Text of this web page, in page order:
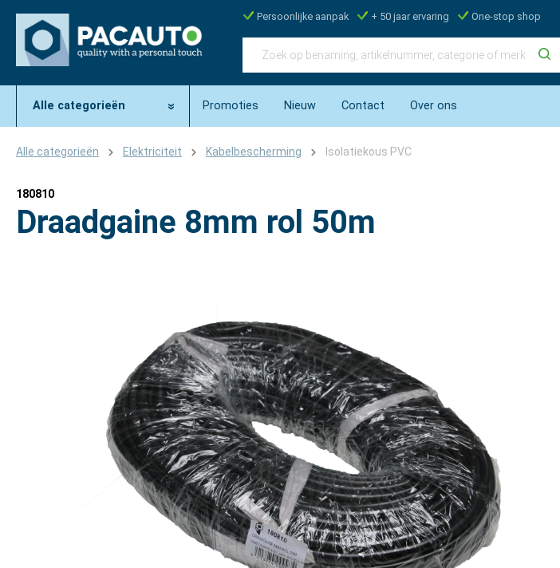
Persoonlijke aanpak + 50 jaar ervaring One-stop shop
Alle categorieën Promoties Nieuw Contact Over ons
Alle categorieën Elektriciteit Kabelbescherming Isolatiekous PVC
180810
Draadgaine 8mm rol 50m